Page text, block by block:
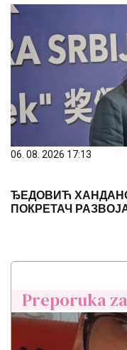
06. 08. 2026 17:13
ЂЕДОВИЋ
ПОКРЕТАЧ
Preporuka